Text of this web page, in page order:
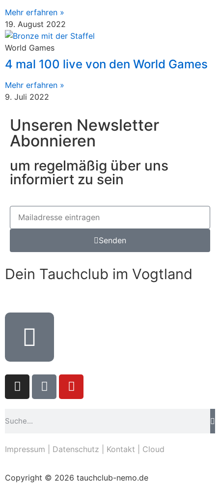
Mehr erfahren »
19. August 2022
World Games
4 mal 100 live von den World Games
Mehr erfahren »
9. Juli 2022
Unseren Newsletter
Abonnieren
um regelmäßig über uns
informiert zu sein
Senden
Dein Tauchclub im Vogtland
Impressum Datenschutz Kontakt Cloud
Copyright © 2026 tauchclub-nemo.de